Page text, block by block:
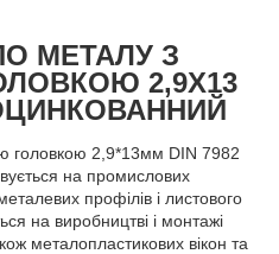
МЕТАЛУ З
2,9Х13
головкою 2,9*13мм DIN 7982
на промислових
профілів і листового
на виробництві і монтажі
металопластикових вікон та